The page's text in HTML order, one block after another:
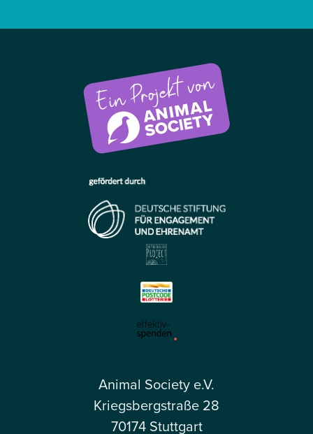
Animal Society e.V.
Kriegsbergstraße 28
70174 Stuttgart